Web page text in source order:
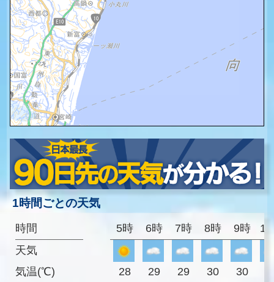
1時間ごとの天気
時間
天気
気温(℃)
5時 6時 7時 8時 9時
28 29 29 30 30